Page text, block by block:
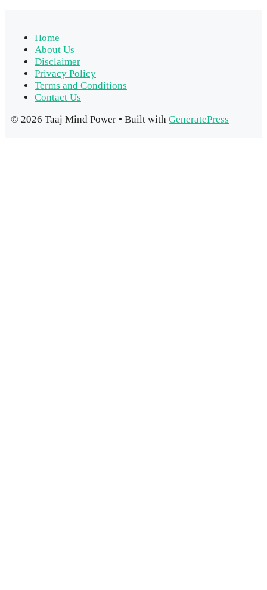
Home
About Us
Disclaimer
Privacy Policy
Terms and Conditions
Contact Us
© 2026 Taaj Mind Power • Built with GeneratePress